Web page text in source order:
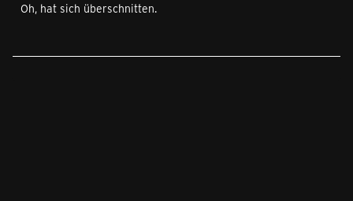
Oh, hat sich überschnitten.